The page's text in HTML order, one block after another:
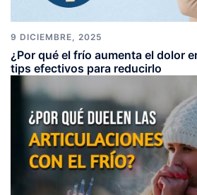
9 DICIEMBRE, 2025
¿Por qué el frío aumenta el dolor
tips efectivos para reducirlo